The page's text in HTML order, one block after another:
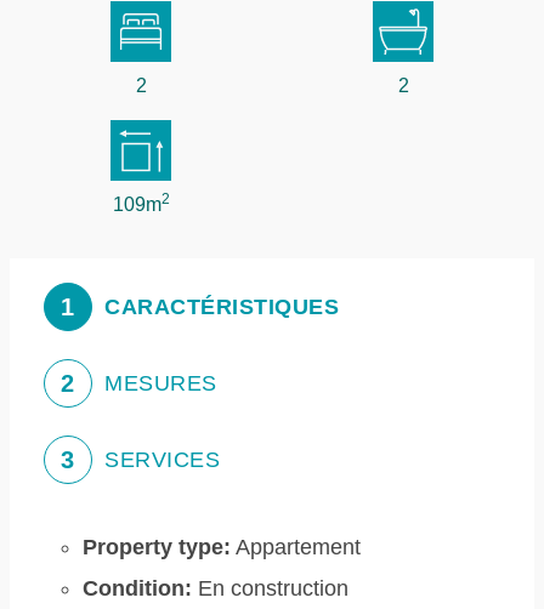
2 2
109m2
1 CARACTÉRISTIQUES
2 MESURES
3 SERVICES
Property type: Appartement
Condition: En construction